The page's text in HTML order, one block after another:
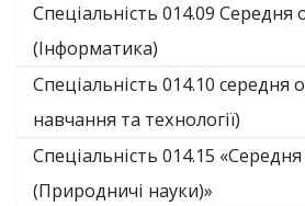
Спеціальність 014.09 Середня
(Інформатика)
Спеціальність 014.10 середня
навчання та технології)
Спеціальність 014.15 «Середня
(Природничі науки)»